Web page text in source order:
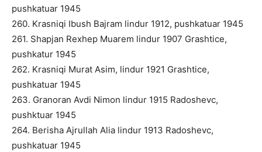
pushkatuar 1945
260. Krasniqi Ibush Bajram lindur 1912, pushkatuar 1945
261. Shapjan Rexhep Muarem lindur 1907 Grashtice,
pushkatur 1945
262. Krasniqi Murat Asim, lindur 1921 Grashtice,
pushkatuar 1945
263. Granoran Avdi Nimon lindur 1915 Radoshevc,
pushktuar 1945
264. Berisha Ajrullah Alia lindur 1913 Radoshevc,
pushkatuar 1945